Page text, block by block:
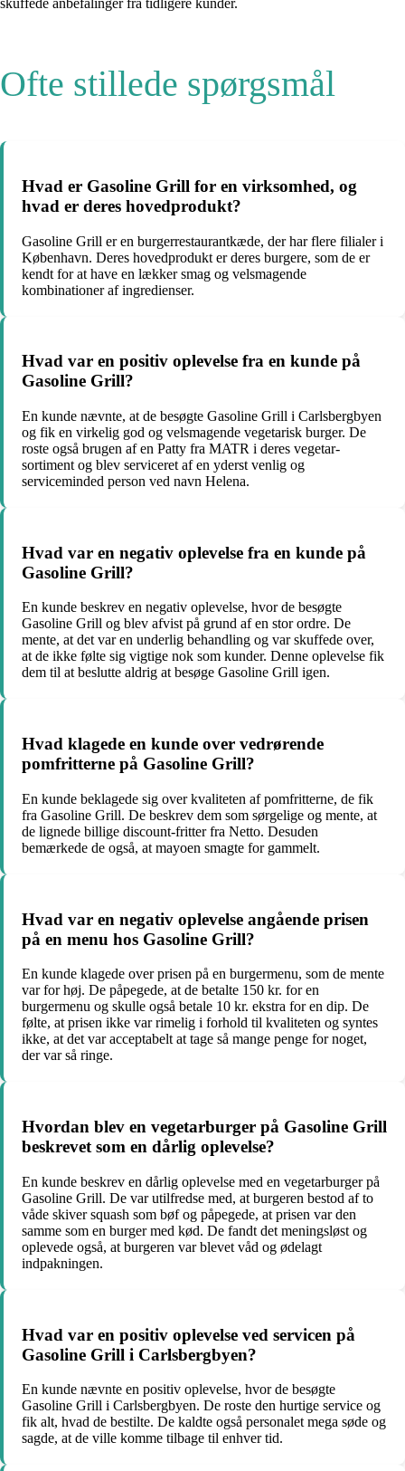
skuffede anbefalinger fra tidligere kunder.
Ofte stillede spørgsmål
Hvad er Gasoline Grill for en virksomhed, og
hvad er deres hovedprodukt?
Gasoline Grill er en burgerrestaurantkæde, der har flere filialer i
København. Deres hovedprodukt er deres burgere, som de er
kendt for at have en lækker smag og velsmagende
kombinationer af ingredienser.
Hvad var en positiv oplevelse fra en kunde på
Gasoline Grill?
En kunde nævnte, at de besøgte Gasoline Grill i Carlsbergbyen
og fik en virkelig god og velsmagende vegetarisk burger. De
roste også brugen af en Patty fra MATR i deres vegetar-
sortiment og blev serviceret af en yderst venlig og
serviceminded person ved navn Helena.
Hvad var en negativ oplevelse fra en kunde på
Gasoline Grill?
En kunde beskrev en negativ oplevelse, hvor de besøgte
Gasoline Grill og blev afvist på grund af en stor ordre. De
mente, at det var en underlig behandling og var skuffede over,
at de ikke følte sig vigtige nok som kunder. Denne oplevelse fik
dem til at beslutte aldrig at besøge Gasoline Grill igen.
Hvad klagede en kunde over vedrørende
pomfritterne på Gasoline Grill?
En kunde beklagede sig over kvaliteten af pomfritterne, de fik
fra Gasoline Grill. De beskrev dem som sørgelige og mente, at
de lignede billige discount-fritter fra Netto. Desuden
bemærkede de også, at mayoen smagte for gammelt.
Hvad var en negativ oplevelse angående prisen
på en menu hos Gasoline Grill?
En kunde klagede over prisen på en burgermenu, som de mente
var for høj. De påpegede, at de betalte 150 kr. for en
burgermenu og skulle også betale 10 kr. ekstra for en dip. De
følte, at prisen ikke var rimelig i forhold til kvaliteten og syntes
ikke, at det var acceptabelt at tage så mange penge for noget,
der var så ringe.
Hvordan blev en vegetarburger på Gasoline Grill
beskrevet som en dårlig oplevelse?
En kunde beskrev en dårlig oplevelse med en vegetarburger på
Gasoline Grill. De var utilfredse med, at burgeren bestod af to
våde skiver squash som bøf og påpegede, at prisen var den
samme som en burger med kød. De fandt det meningsløst og
oplevede også, at burgeren var blevet våd og ødelagt
indpakningen.
Hvad var en positiv oplevelse ved servicen på
Gasoline Grill i Carlsbergbyen?
En kunde nævnte en positiv oplevelse, hvor de besøgte
Gasoline Grill i Carlsbergbyen. De roste den hurtige service og
fik alt, hvad de bestilte. De kaldte også personalet mega søde og
sagde, at de ville komme tilbage til enhver tid.